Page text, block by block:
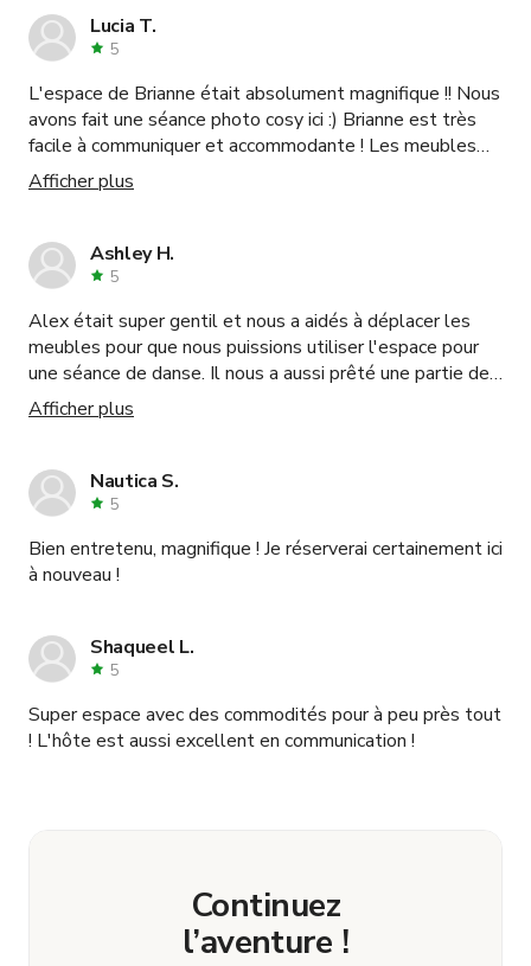
Lucia T.
5
L'espace de Brianne était absolument magnifique !! Nous
avons fait une séance photo cosy ici :) Brianne est très
facile à communiquer et accommodante ! Les meubles
étaient tellement mignons et parfaits pour notre séance
! Comme c'était une journée nuageuse, j'ai senti que la
pense que tourner ici par une journée ensoleillée serait
parfait.
Afficher plus
Ashley H.
5
Alex était super gentil et nous a aidés à déplacer les
meubles pour que nous puissions utiliser l'espace pour
une séance de danse. Il nous a aussi prêté une partie de
son éclairage, ce qui était incroyable. L'espace était un
peu plus étroit que ce à quoi nous nous attendions, mais
recommande cet espace à 100 %.
Afficher plus
Nautica S.
5
Bien entretenu, magnifique ! Je réserverai certainement ici
à nouveau !
Shaqueel L.
5
Super espace avec des commodités pour à peu près tout
! L'hôte est aussi excellent en communication !
Continuez
l’aventure !